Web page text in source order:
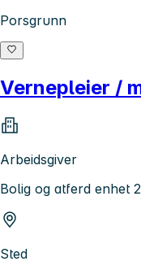
Porsgrunn
Vernepleier /
Arbeidsgiver
Bolig og atferd enhet
Sted